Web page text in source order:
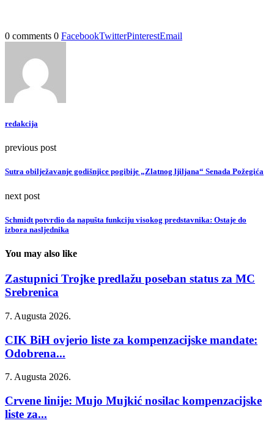
0 comments 0 FacebookTwitterPinterestEmail
redakcija
previous post
Sutra obilježavanje godišnjice pogibije „Zlatnog ljiljana“ Senada Požegića
next post
Schmidt potvrdio da napušta funkciju visokog predstavnika: Ostaje do
izbora nasljednika
You may also like
Zastupnici Trojke predlažu poseban status za MC
Srebrenica
7. Augusta 2026.
CIK BiH ovjerio liste za kompenzacijske mandate:
Odobrena...
7. Augusta 2026.
Crvene linije: Mujo Mujkić nosilac kompenzacijske
liste za...